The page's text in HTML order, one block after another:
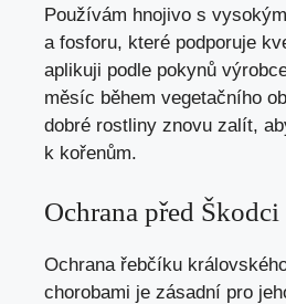
Používám hnojivo s
a fosforu, které podporuje
aplikuji podle pokynů
měsíc během vegetačního
dobré rostliny znovu zalít,
k kořenům.
Ochrana před
Ochrana řebčíku
chorobami je zásadní pro